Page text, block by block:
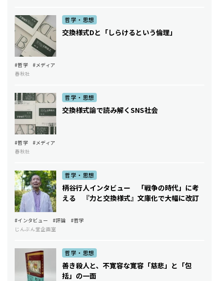
哲学・思想
交換様式Dと「しらけるという倫理」
#哲学
#メディア
春秋社
哲学・思想
交換様式論で読み解くSNS社会
#哲学
#メディア
春秋社
哲学・思想
柄谷行人インタビュー 「戦争の時代」に考
える 『力と交換様式』文庫化で大幅に改訂
#インタビュー #評論
#哲学
じんぶん堂企画室
哲学・思想
善き殺人と、不寛容な寛容――「慈悲」と「包
括」の一面